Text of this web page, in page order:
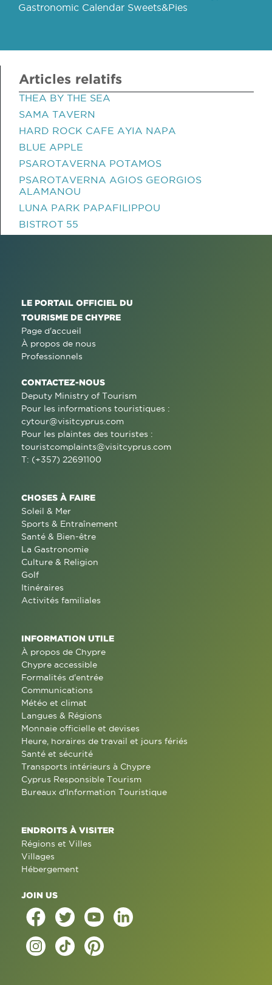
Gastronomic Calendar Sweets&Pies
Articles relatifs
THEA BY THE SEA
SAMA TAVERN
HARD ROCK CAFE AYIA NAPA
BLUE APPLE
PSAROTAVERNA POTAMOS
PSAROTAVERNA AGIOS GEORGIOS
ALAMANOU
LUNA PARK PAPAFILIPPOU
BISTROT 55
LE PORTAIL OFFICIEL DU
TOURISME DE CHYPRE
Page d'accueil
À propos de nous
Professionnels
CONTACTEZ-NOUS
Deputy Ministry of Tourism
Pour les informations touristiques :
cytour@visitcyprus.com
Pour les plaintes des touristes :
touristcomplaints@visitcyprus.com
T: (+357) 22691100
CHOSES À FAIRE
Soleil & Mer
Sports & Entraînement
Santé & Bien-être
La Gastronomie
Culture & Religion
Golf
Itinéraires
Activités familiales
INFORMATION UTILE
À propos de Chypre
Chypre accessible
Formalités d'entrée
Communications
Météo et climat
Langues & Régions
Monnaie officielle et devises
Heure, horaires de travail et jours fériés
Santé et sécurité
Transports intérieurs à Chypre
Cyprus Responsible Tourism
Bureaux d'Information Touristique
ENDROITS À VISITER
Régions et Villes
Villages
Hébergement
JOIN US